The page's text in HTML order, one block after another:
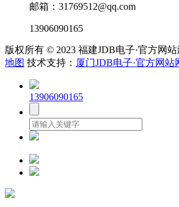
邮箱：31769512@qq.com
13906090165
版权所有 © 2023 福建JDB电子·官方网
地图 技术支持： 厦门JDB电子·官方网站
13906090165